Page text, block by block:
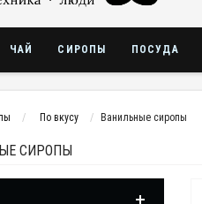
ЧАЙ СИРОПЫ ПОСУДА
По вкусу Ванильные сиропы
СИРОПЫ